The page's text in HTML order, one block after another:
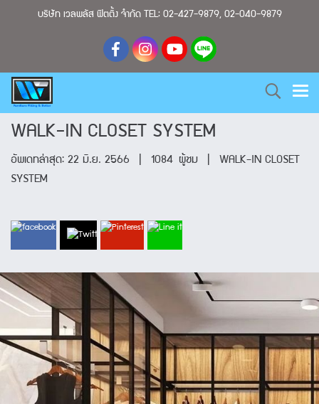
บริษัท เวลพลัส ฟิตติ้ง จำกัด TEL: 02-427-9879, 02-040-9879
WALK-IN CLOSET SYSTEM
อัพเดทล่าสุด: 22 มิ.ย. 2566 1084 ผู้ชม
WALK-IN CLOSET
SYSTEM